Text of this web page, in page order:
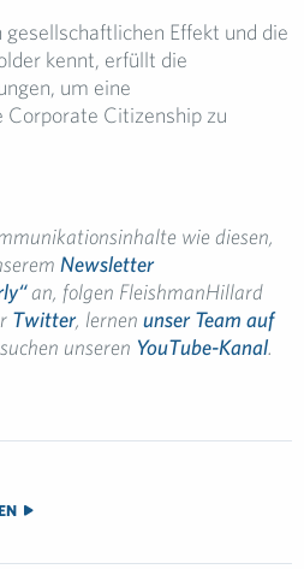
Effekt und die
kennt, erfüllt die
um eine
Citizenship zu
wie diesen,
Newsletter
an, folgen FleishmanHillard
Twitter, lernen unser Team auf
unseren YouTube-Kanal.